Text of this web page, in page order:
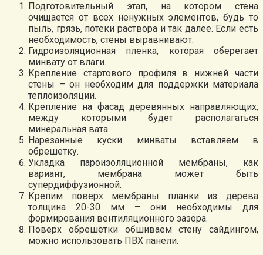
Подготовительный этап, на котором стена
очищается от всех ненужных элементов, будь то
пыль, грязь, потеки раствора и так далее. Если есть
необходимость, стены выравнивают.
Гидроизоляционная пленка, которая оберегает
минвату от влаги.
Крепление стартового профиля в нижней части
стены – он необходим для поддержки материала
теплоизоляции.
Крепление на фасад деревянных направляющих,
между которыми будет располагаться
минеральная вата.
Нарезанные куски минваты вставляем в
обрешетку.
Укладка пароизоляционной мембраны, как
вариант, мембрана может быть
супердиффузионной.
Крепим поверх мембраны планки из дерева
толщина 20-30 мм – они необходимы для
формирования вентиляционного зазора.
Поверх обрешётки обшиваем стену сайдингом,
можно использовать ПВХ панели.